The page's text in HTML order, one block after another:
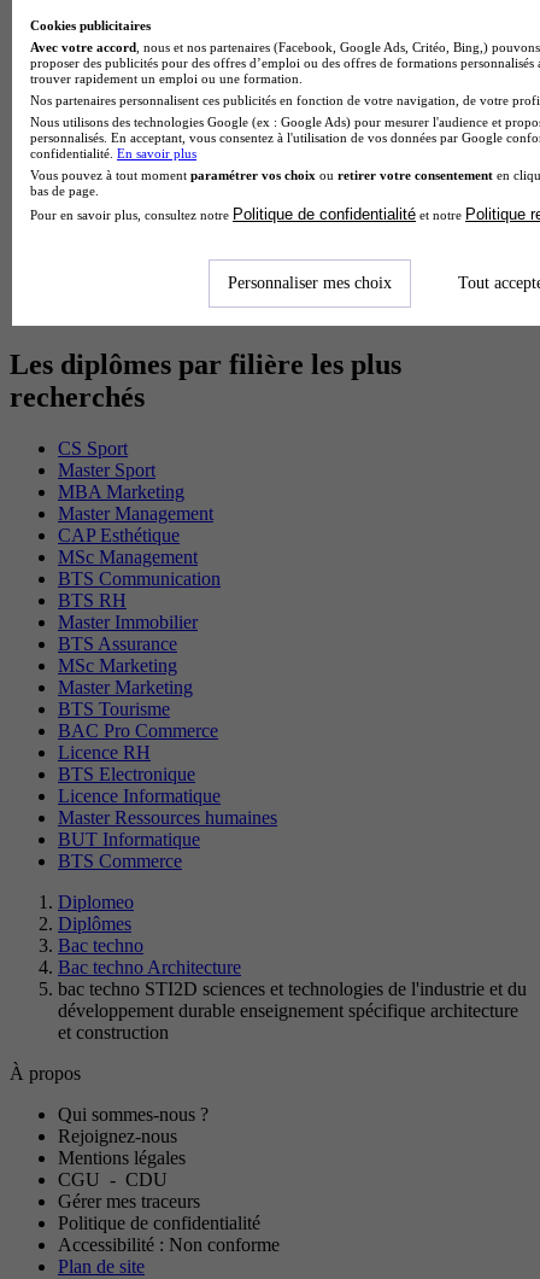
BTS Ndrc en alternance
BTS Sam en alternance
Cap Fleuriste en alternance
BTS Sio en alternance
MSc Marketing Digital en alternance
BTS Gpme en alternance
Cap Electricien en alternance
BTS Gpn en alternance
BTS Domotique en alternance
BAC Pro Agora en alternance
BTS Tpl en alternance
BTS Ati en alternance
Les diplômes par filière les plus
recherchés
CS Sport
Master Sport
MBA Marketing
Master Management
CAP Esthétique
MSc Management
BTS Communication
BTS RH
Master Immobilier
BTS Assurance
MSc Marketing
Master Marketing
BTS Tourisme
BAC Pro Commerce
Licence RH
BTS Electronique
Licence Informatique
Master Ressources humaines
BUT Informatique
BTS Commerce
Diplomeo
Diplômes
Bac techno
Bac techno Architecture
bac techno STI2D sciences et technologies de l'industrie et du
développement durable enseignement spécifique architecture
et construction
À propos
Qui sommes-nous ?
Rejoignez-nous
Mentions légales
CGU - CDU
Gérer mes traceurs
Politique de confidentialité
Accessibilité : Non conforme
Plan de site
Cookies publicitaires
Avec votre accord , nous et nos partenaires (Facebook, Google Ads, Critéo, Bing,)
proposer des publicités pour des offres d’emploi ou des offres de formations
trouver rapidement un emploi ou une formation.
Nos partenaires personnalisent ces publicités en fonction de votre navigation, de votre
Nous utilisons des technologies Google (ex : Google Ads) pour mesurer l'audience et
personnalisés. En acceptant, vous consentez à l'utilisation de vos données par Google
confidentialité. En savoir plus
Vous pouvez à tout moment paramétrer vos choix ou retirer votre consentement en
bas de page.
Pour en savoir plus, consultez notre Politique de confidentialité et notre Politique
Personnaliser mes choix Tout